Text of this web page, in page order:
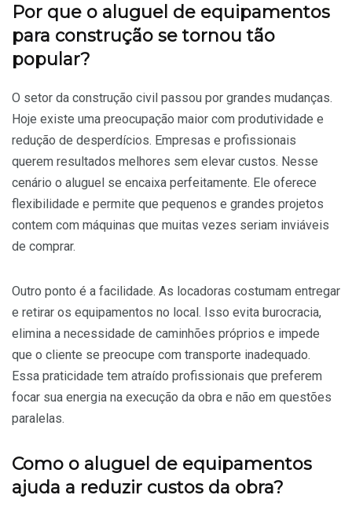
Por que o aluguel de equipamentos
para construção se tornou tão
popular?
O setor da construção civil passou por grandes mudanças.
Hoje existe uma preocupação maior com produtividade e
redução de desperdícios. Empresas e profissionais
querem resultados melhores sem elevar custos. Nesse
cenário o aluguel se encaixa perfeitamente. Ele oferece
flexibilidade e permite que pequenos e grandes projetos
contem com máquinas que muitas vezes seriam inviáveis
de comprar.
Outro ponto é a facilidade. As locadoras costumam entregar
e retirar os equipamentos no local. Isso evita burocracia,
elimina a necessidade de caminhões próprios e impede
que o cliente se preocupe com transporte inadequado.
Essa praticidade tem atraído profissionais que preferem
focar sua energia na execução da obra e não em questões
paralelas.
Como o aluguel de equipamentos
ajuda a reduzir custos da obra?